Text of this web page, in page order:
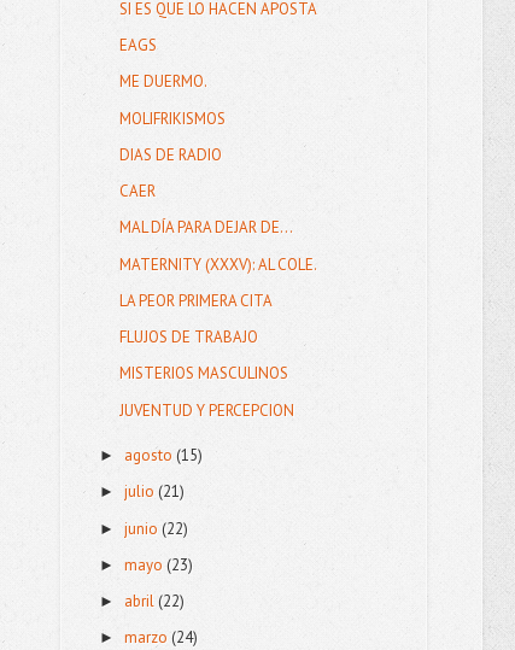
SI ES QUE LO HACEN APOSTA
EAGS
ME DUERMO.
MOLIFRIKISMOS
DIAS DE RADIO
CAER
MAL DÍA PARA DEJAR DE...
MATERNITY (XXXV): AL COLE.
LA PEOR PRIMERA CITA
FLUJOS DE TRABAJO
MISTERIOS MASCULINOS
JUVENTUD Y PERCEPCION
► agosto(15)
►julio(21)
►junio (22)
►mayo(23)
► abril(22)
►marzo(24)